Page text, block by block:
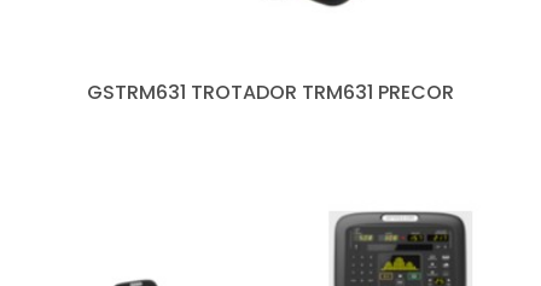
GSTRM631 TROTADOR TRM631 PRECOR